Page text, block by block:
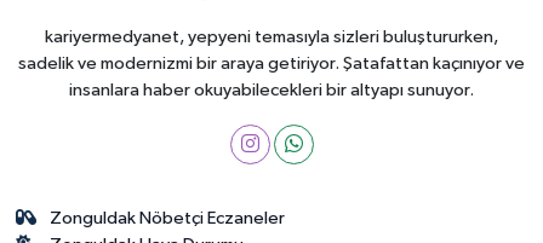
kariyermedyanet, yepyeni temasıyla sizleri buluştururken,
sadelik ve modernizmi bir araya getiriyor. Şatafattan kaçınıyor ve
insanlara haber okuyabilecekleri bir altyapı sunuyor.
Zonguldak Nöbetçi Eczaneler